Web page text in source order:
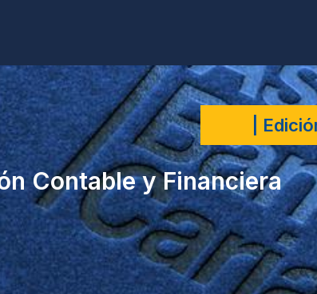
|
Contable y Financiera